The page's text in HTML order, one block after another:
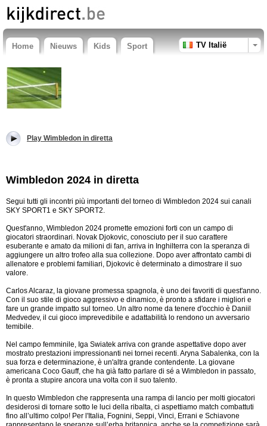
Home Nieuws Kids Sport TV Italië
Play Wimbledon in diretta
Wimbledon 2024 in diretta
Segui tutti gli incontri più importanti del torneo di Wimbledon 2024 sui canali
SKY SPORT1 e SKY SPORT2.
Quest'anno, Wimbledon 2024 promette emozioni forti con un campo di
giocatori straordinari. Novak Djokovic, conosciuto per il suo carattere
esuberante e amato da milioni di fan, arriva in Inghilterra con la speranza di
aggiungere un altro trofeo alla sua collezione. Dopo aver affrontato cambi di
allenatore e problemi familiari, Djokovic è determinato a dimostrare il suo
valore.
Carlos Alcaraz, la giovane promessa spagnola, è uno dei favoriti di quest'anno.
Con il suo stile di gioco aggressivo e dinamico, è pronto a sfidare i migliori e
fare un grande impatto sul torneo. Un altro nome da tenere d'occhio è Daniil
Medvedev, il cui gioco imprevedibile e adattabilità lo rendono un avversario
temibile.
Nel campo femminile, Iga Swiatek arriva con grande aspettative dopo aver
mostrato prestazioni impressionanti nei tornei recenti. Aryna Sabalenka, con la
sua forza e determinazione, è un'altra grande contendente. La giovane
americana Coco Gauff, che ha già fatto parlare di sé a Wimbledon in passato,
è pronta a stupire ancora una volta con il suo talento.
In questo Wimbledon che rappresenta una rampa di lancio per molti giocatori
desiderosi di tornare sotto le luci della ribalta, ci aspettiamo match combattuti
fino all’ultimo colpo! Per l'Italia, Fognini, Seppi, Vinci, Errani e Schiavone